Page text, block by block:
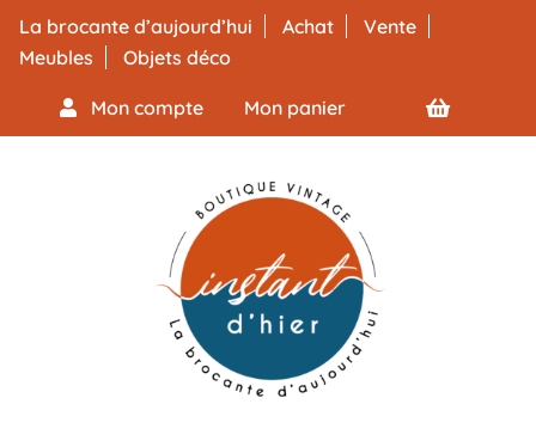
La brocante d’aujourd’hui Achat
Vente
Meubles
Objets déco
Mon compte Mon panier